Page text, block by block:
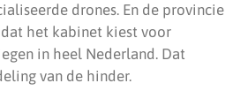
drones. En de provincie
het kabinet kiest voor
in heel Nederland. Dat
van de hinder.